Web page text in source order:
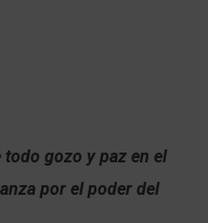
todo gozo y paz en el
por el poder del